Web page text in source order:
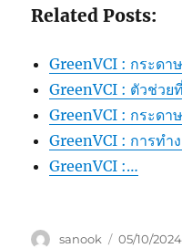
Related Posts:
GreenVCI : กระดา
GreenVCI : ตัวช่ว
GreenVCI : กระด
GreenVCI : การท
GreenVCI :…
Author
sanook
Posted
05/10/2024